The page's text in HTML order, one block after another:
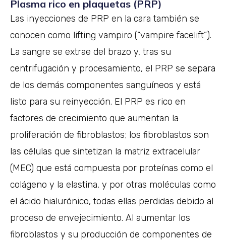
Plasma rico en plaquetas (PRP)
Las inyecciones de PRP en la cara también se
conocen como lifting vampiro (“vampire facelift”).
La sangre se extrae del brazo y, tras su
centrifugación y procesamiento, el PRP se separa
de los demás componentes sanguíneos y está
listo para su reinyección. El PRP es rico en
factores de crecimiento que aumentan la
proliferación de fibroblastos; los fibroblastos son
las células que sintetizan la matriz extracelular
(MEC) que está compuesta por proteínas como el
colágeno y la elastina, y por otras moléculas como
el ácido hialurónico, todas ellas perdidas debido al
proceso de envejecimiento. Al aumentar los
fibroblastos y su producción de componentes de